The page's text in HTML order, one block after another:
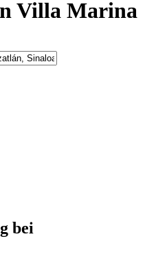
Villa Marina
bei